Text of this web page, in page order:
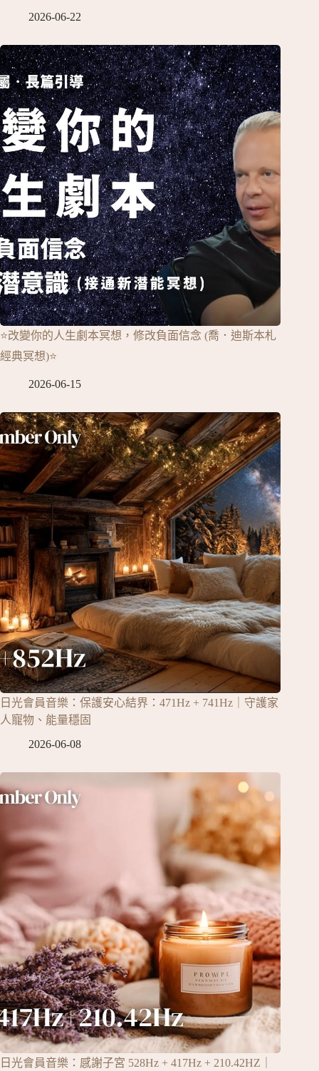
2026-06-22
⭐改變你的人生劇本冥想，修改負面信念 (喬．迪斯本札
經典冥想)⭐
2026-06-15
日光會員音樂：保護安心結界：471Hz + 741Hz｜守護家
人寵物、能量穩固
2026-06-08
日光會員音樂：感謝子宮 528Hz + 417Hz + 210.42HZ｜